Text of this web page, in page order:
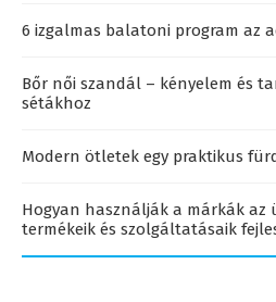
6 izgalmas balatoni program az
Bőr női szandál – kényelem és
sétákhoz
Modern ötletek egy praktikus
Hogyan használják a márkák az
termékeik és szolgáltatásaik